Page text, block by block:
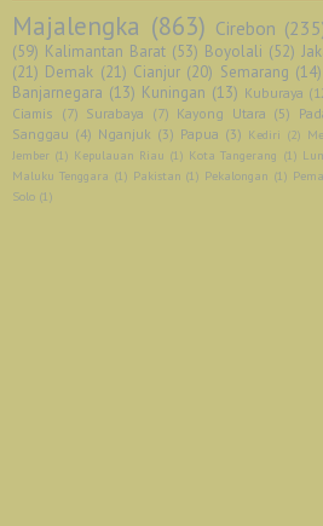
Majalengka (863) Cirebon
(59) Kalimantan Barat (53) Boyolali (52)
(21) Demak (21) Cianjur (20) Semarang (14)
Banjarnegara (13) Kuningan (13) Kuburaya
Ciamis (7) Surabaya (7) Kayong Utara (5)
Sanggau (4) Nganjuk (3) Papua (3) Kediri (2)
Jember (1) Kepulauan Riau (1) Kota Tangerang (1)
Maluku Tenggara (1) Pakistan (1) Pekalongan (1)
Solo (1)